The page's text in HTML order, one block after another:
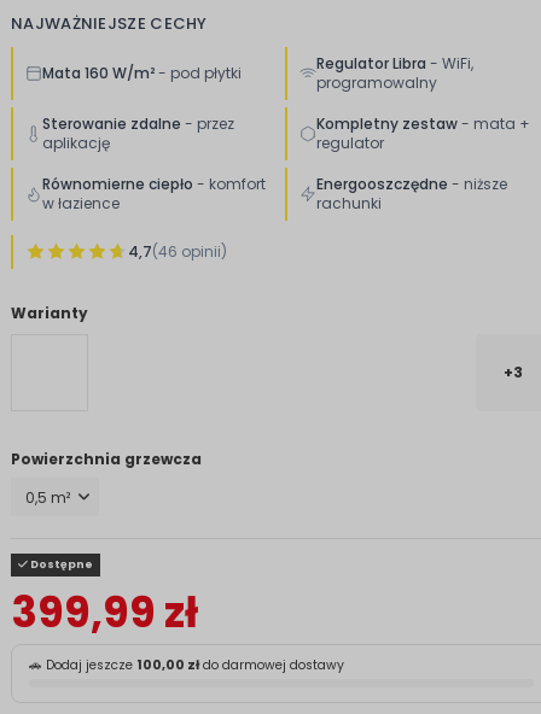
NAJWAŻNIEJSZE CECHY
Mata 160 W/m²- pod płytki Regulator Libra - WiFi,
programowalny
Sterowanie zdalne - przez
aplikację
Kompletny zestaw- mata +
regulator
Równomierne ciepło - komfort
w łazience
Energooszczędne - niższe
rachunki
4,7(46 opinii)
Warianty
+3
Powierzchnia grzewcza
Dostępne
399,99 zł
🚗 Dodaj jeszcze 100,00 złdo darmowej dostawy